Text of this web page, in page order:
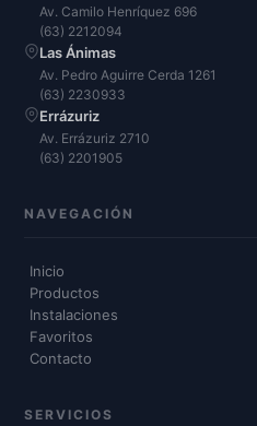
Av. Camilo Henríquez 696
(63) 2212094
Las Ánimas
Av. Pedro Aguirre Cerda 1261
(63) 2230933
Errázuriz
Av. Errázuriz 2710
(63) 2201905
NAVEGACIÓN
Inicio
Productos
Instalaciones
Favoritos
Contacto
SERVICIOS